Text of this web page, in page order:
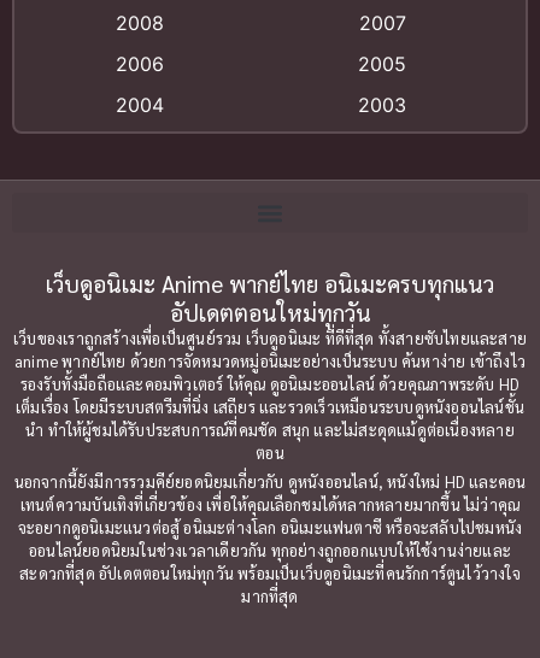
Big tits (นมใหญ่)
Bitch (ผู้หญิงร่าน)
Bondage (ทาส)(1)
Censored (เซ็นเซอร์)(19)
Comedy (ตลก)(79)
Comedy ตลก
Comic Book การ์ตูน(1)
Coming of Age ก้าวพ้นวัย (7)
(6)
2008
2007
2006
2005
2004
2003
2000
1999
1996
1990
1989
1988
1987
1985
1984
1983
1982
1981
1980
1979
1977
1972
เว็บดูอนิเมะ Anime พากย์ไทย อนิเมะครบทุกแนว
อัปเดตตอนใหม่ทุกวัน
เว็บของเราถูกสร้างเพื่อเป็นศูนย์รวม เว็บดูอนิเมะ ที่ดีที่สุด ทั้งสายซับไทยและสาย
anime พากย์ไทย ด้วยการจัดหมวดหมู่อนิเมะอย่างเป็นระบบ ค้นหาง่าย เข้าถึงไว
รองรับทั้งมือถือและคอมพิวเตอร์ ให้คุณ ดูอนิเมะออนไลน์ ด้วยคุณภาพระดับ HD
เต็มเรื่อง โดยมีระบบสตรีมที่นิ่ง เสถียร และรวดเร็วเหมือนระบบดูหนังออนไลน์ชั้น
นำ ทำให้ผู้ชมได้รับประสบการณ์ที่คมชัด สนุก และไม่สะดุดแม้ดูต่อเนื่องหลาย
ตอน
นอกจากนี้ยังมีการรวมคีย์ยอดนิยมเกี่ยวกับ ดูหนังออนไลน์, หนังใหม่ HD และคอน
เทนต์ความบันเทิงที่เกี่ยวข้อง เพื่อให้คุณเลือกชมได้หลากหลายมากขึ้น ไม่ว่าคุณ
จะอยากดูอนิเมะแนวต่อสู้ อนิเมะต่างโลก อนิเมะแฟนตาซี หรือจะสลับไปชมหนัง
ออนไลน์ยอดนิยมในช่วงเวลาเดียวกัน ทุกอย่างถูกออกแบบให้ใช้งานง่ายและ
สะดวกที่สุด อัปเดตตอนใหม่ทุกวัน พร้อมเป็นเว็บดูอนิเมะที่คนรักการ์ตูนไว้วางใจ
มากที่สุด